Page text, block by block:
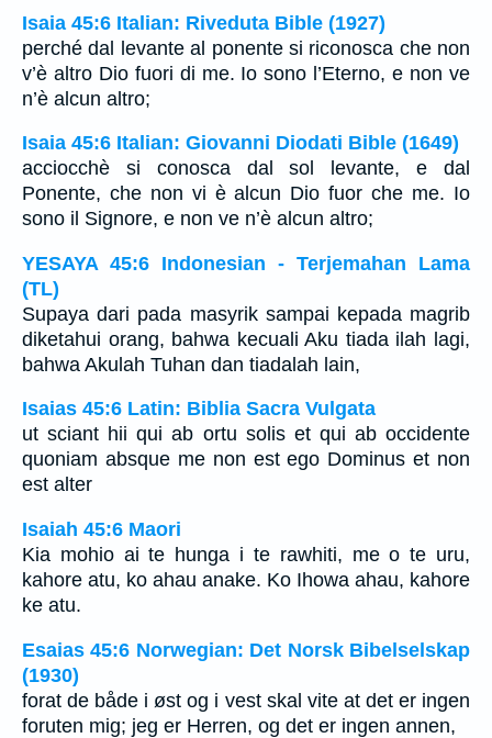
Isaia 45:6 Italian: Riveduta Bible (1927)
perché dal levante al ponente si riconosca che non
v’è altro Dio fuori di me. Io sono l’Eterno, e non ve
n’è alcun altro;
Isaia 45:6 Italian: Giovanni Diodati Bible (1649)
acciocchè si conosca dal sol levante, e dal
Ponente, che non vi è alcun Dio fuor che me. Io
sono il Signore, e non ve n’è alcun altro;
YESAYA 45:6 Indonesian - Terjemahan Lama
(TL)
Supaya dari pada masyrik sampai kepada magrib
diketahui orang, bahwa kecuali Aku tiada ilah lagi,
bahwa Akulah Tuhan dan tiadalah lain,
Isaias 45:6 Latin: Biblia Sacra Vulgata
ut sciant hii qui ab ortu solis et qui ab occidente
quoniam absque me non est ego Dominus et non
est alter
Isaiah 45:6 Maori
Kia mohio ai te hunga i te rawhiti, me o te uru,
kahore atu, ko ahau anake. Ko Ihowa ahau, kahore
ke atu.
Esaias 45:6 Norwegian: Det Norsk Bibelselskap
(1930)
forat de både i øst og i vest skal vite at det er ingen
foruten mig; jeg er Herren, og det er ingen annen,